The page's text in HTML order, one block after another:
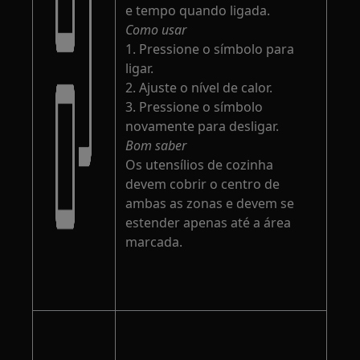
e tempo quando ligada.
Como usar
1. Pressione o símbolo para
ligar.
2. Ajuste o nível de calor.
3. Pressione o símbolo
novamente para desligar.
Bom saber
Os utensílios de cozinha
devem cobrir o centro de
ambas as zonas e devem se
estender apenas até a área
marcada.